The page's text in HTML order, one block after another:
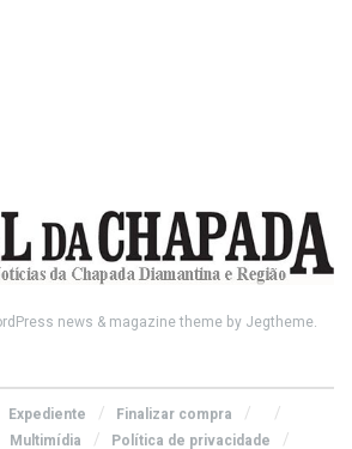
news & magazine theme by Jegtheme.
Expediente
Finalizar compra
Multimídia Política de privacidade